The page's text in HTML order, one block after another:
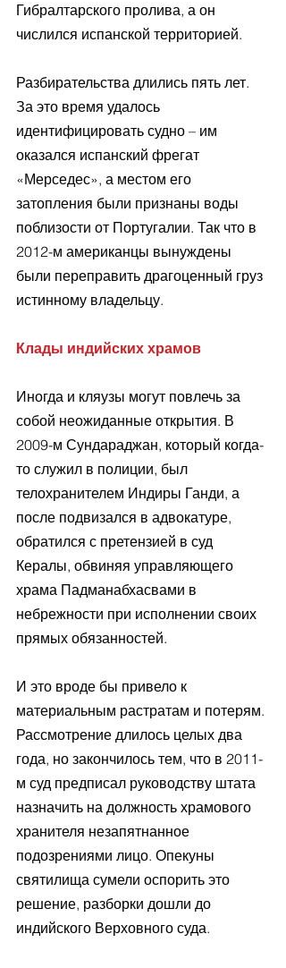
Гибралтарского пролива, а он
числился испанской территорией.
Разбирательства длились пять лет.
За это время удалось
идентифицировать судно – им
оказался испанский фрегат
«Мерседес», а местом его
затопления были признаны воды
поблизости от Португалии. Так что в
2012-м американцы вынуждены
были переправить драгоценный груз
истинному владельцу.
Клады индийских храмов
Иногда и кляузы могут повлечь за
собой неожиданные открытия. В
2009-м Сундараджан, который когда-
то служил в полиции, был
телохранителем Индиры Ганди, а
после подвизался в адвокатуре,
обратился с претензией в суд
Кералы, обвиняя управляющего
храма Падманабхасвами в
небрежности при исполнении своих
прямых обязанностей.
И это вроде бы привело к
материальным растратам и потерям.
Рассмотрение длилось целых два
года, но закончилось тем, что в 2011-
м суд предписал руководству штата
назначить на должность храмового
хранителя незапятнанное
подозрениями лицо. Опекуны
святилища сумели оспорить это
решение, разборки дошли до
индийского Верховного суда.